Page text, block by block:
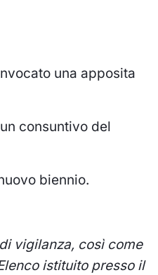
una apposita
consuntivo del
biennio.
vigilanza, così come
istituito presso il